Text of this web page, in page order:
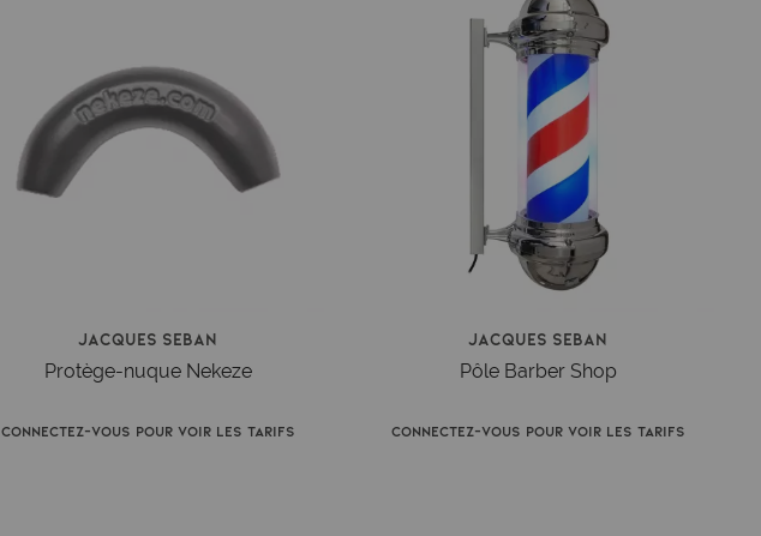
Jacques Seban
Protège-nuque Nekeze
Connectez-vous pour voir les tarifs
Jacques Seban
Pôle Barber Shop
Connectez-vous pour voir les tarifs